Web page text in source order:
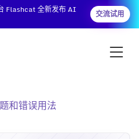
Flashcat 全新发布 AI
交流试用
和错误用法